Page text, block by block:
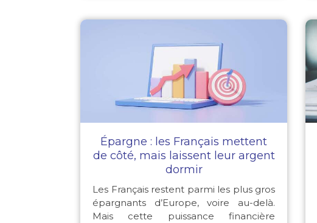
Épargne : les Français mettent
de côté, mais laissent leur argent
dormir
Les Français restent parmi les plus gros
épargnants d’Europe, voire au-delà.
Mais cette puissance financière